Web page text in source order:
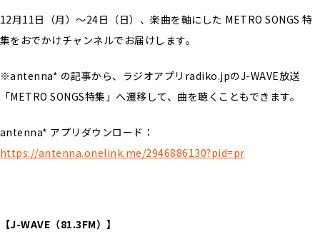
12月11日（月）～24日（日）、楽曲を軸にした METRO SONGS 特
集をおでかけチャンネルでお届けします。
※antenna* の記事から、ラジオアプリradiko.jpのJ-WAVE放送
「METRO SONGS特集」へ遷移して、曲を聴くこともできます。
antenna* アプリダウンロード：
https://antenna.onelink.me/2946886130?pid=pr
【J-WAVE（81.3FM）】